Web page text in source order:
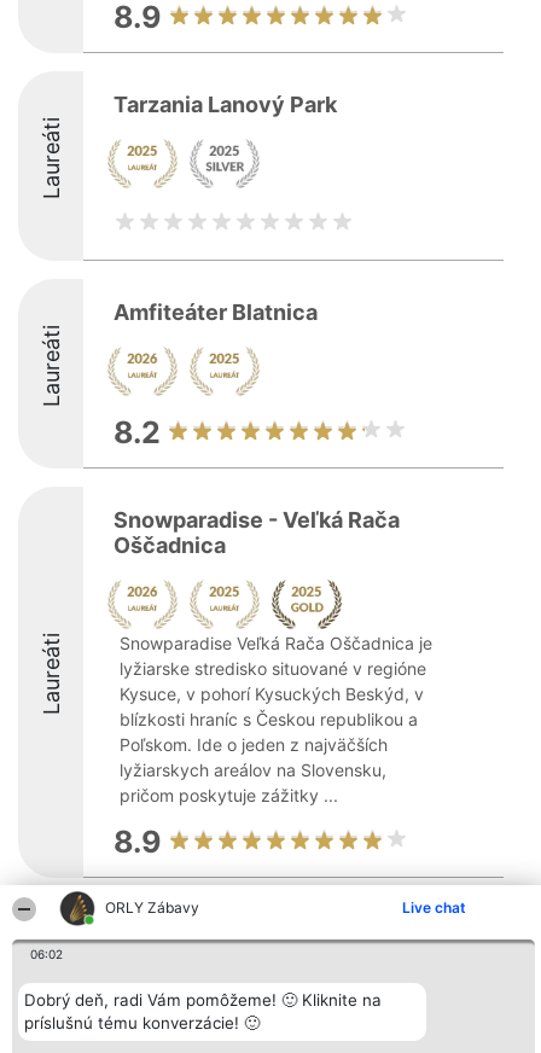
ORLY Zábavy Live chat
06:02
Dobrý deň, radi Vám pomôžeme! 🙂 Kliknite na
príslušnú tému konverzácie! 🙂
8.9
Laureáti
Tarzania Lanový Park
Laureáti
Amfiteáter Blatnica
8.2
Laureáti
Snowparadise - Veľká Rača
Oščadnica
Snowparadise Veľká Rača Oščadnica je
lyžiarske stredisko situované v regióne
Kysuce, v pohorí Kysuckých Beskýd, v
blízkosti hraníc s Českou republikou a
Poľskom. Ide o jeden z najväčších
lyžiarskych areálov na Slovensku,
pričom poskytuje zážitky ...
8.9
Organizátor hodnotenia
Bright Side Solutions sp. z o.
o. sp. k.
Wrocław 50-079
KRS 0000749100 | Regon
381313360 | NIP 8943132676
Laureáti
Laureatów
Podmienky
Obchodné
Kontakt